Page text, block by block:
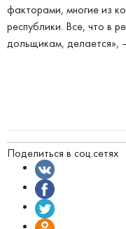
факторами, многие из
республики. Все, что в
дольщикам, делается»,
Поделиться в соц.сетях